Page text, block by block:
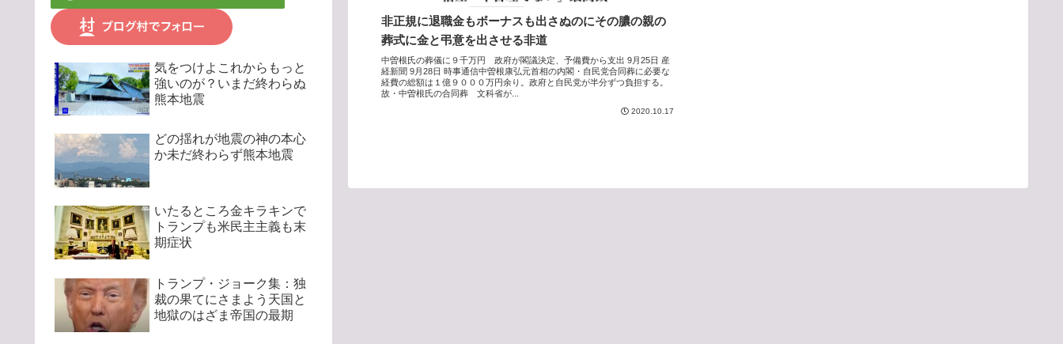
非正規に退職金もボーナスも出さぬのにその膿の親の
葬式に金と弔意を出させる非道
中曽根氏の葬儀に９千万円 政府が閣議決定、予備費から支出 9月25日 産
経新聞 9月28日 時事通信中曽根康弘元首相の内閣・自民党合同葬に必要な
経費の総額は１億９０００万円余り。政府と自民党が半分ずつ負担する。
故・中曽根氏の合同葬 文科省が...
2020.10.17
気をつけよこれからもっと
強いのが？いまだ終わらぬ
熊本地震
どの揺れが地震の神の本心
か未だ終わらず熊本地震
いたるところ金キラキンで
トランプも米民主主義も末
期症状
トランプ・ジョーク集：独
裁の果てにさまよう天国と
地獄のはざま帝国の最期